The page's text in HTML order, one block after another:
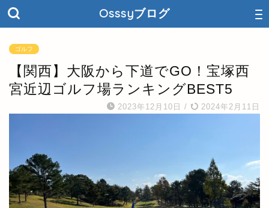
Osssyブログ
ゴルフ
【関西】大阪から下道でGO！宝塚西
宮近辺ゴルフ場ランキングBEST5
2023年12月10日 / 2024年2月11日